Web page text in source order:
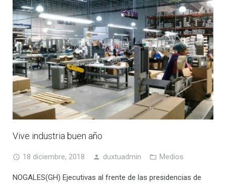
Vive industria buen año
18 diciembre, 2018 duxtuadmin Medios
NOGALES(GH) Ejecutivas al frente de las presidencias de